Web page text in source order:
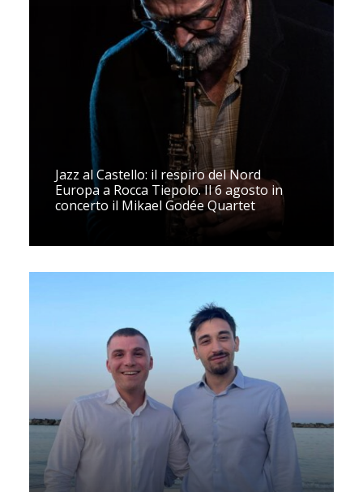
Jazz al Castello: il respiro del Nord
Europa a Rocca Tiepolo. Il 6 agosto in
concerto il Mikael Godée Quartet